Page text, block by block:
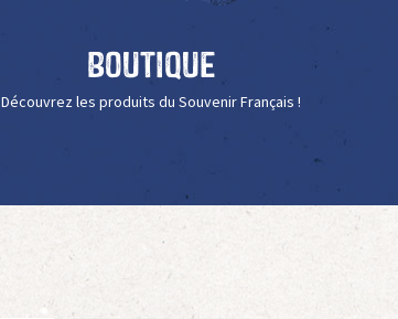
Boutique
Découvrez les produits du Souvenir Français !